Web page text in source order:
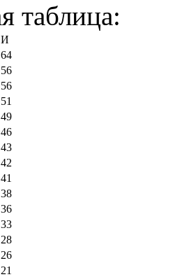
таблица:
И
64
56
56
51
49
46
43
42
41
38
36
33
28
26
21